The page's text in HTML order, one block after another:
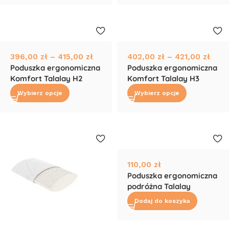
396,00 zł – 415,00 zł
Poduszka ergonomiczna
Komfort Talalay H2
Wybierz opcje
402,00 zł – 421,00 zł
Poduszka ergonomiczna
Komfort Talalay H3
Wybierz opcje
110,00 zł
Poduszka ergonomiczna
podróżna Talalay
Dodaj do koszyka